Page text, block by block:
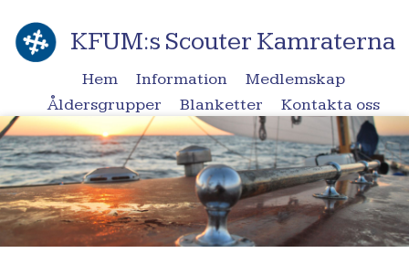
KFUM:s Scouter Kamraterna
Hem Information
Medlemskap
Åldersgrupper
Blanketter Kontakta oss